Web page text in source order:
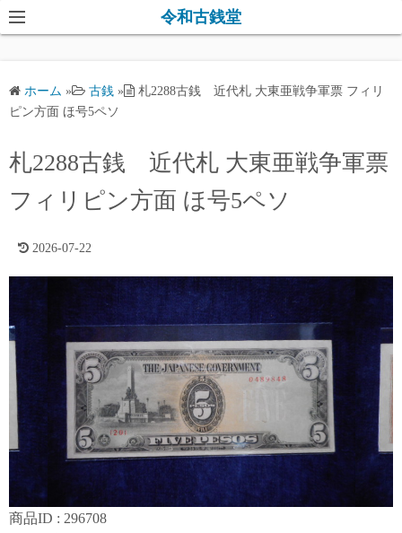
コ
ン
ツ
キ
ッ
令和古銭堂
ホーム » 古銭 »
札2288古銭 近代札 大東亜戦争軍票 フィリ
ピン方面 ほ号5ペソ
札2288古銭 近代札 大東亜戦争軍票
フィリピン方面 ほ号5ペソ
2026-07-22
商品ID : 296708